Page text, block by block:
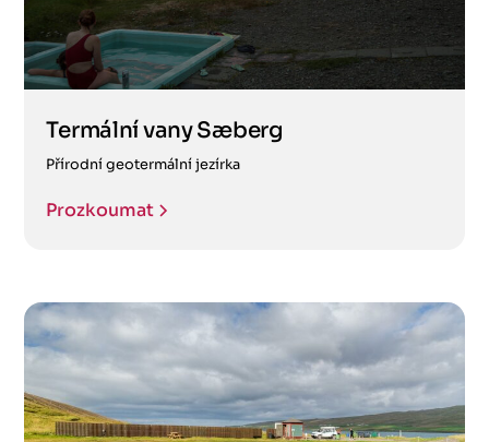
Termální vany Sæberg
Přírodní geotermální jezírka
Prozkoumat